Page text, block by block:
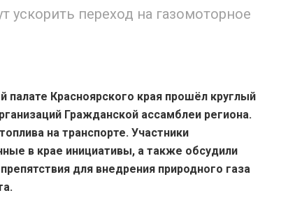
ускорить переход на газомоторное
палате Красноярского края прошёл круглый
Гражданской ассамблеи региона.
на транспорте. Участники
в крае инициативы, а также обсудили
для внедрения природного газа